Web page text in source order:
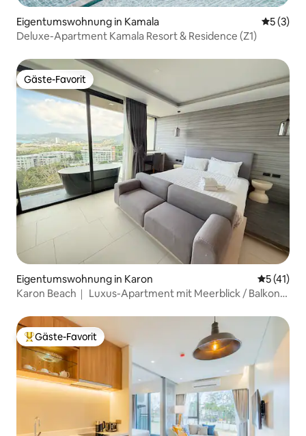
Eigentumswohnung in Kamala
5 (3)
Deluxe-Apartment Kamala Resort & Residence (Z1)
Gäste-Favorit
Gäste-Favorit
Eigentumswohnung in Karon
5 (41)
Karon Beach｜ Luxus-Apartment mit Meerblick / Balkon
Beliebter Gäste-Favorit.
Gäste-Favorit